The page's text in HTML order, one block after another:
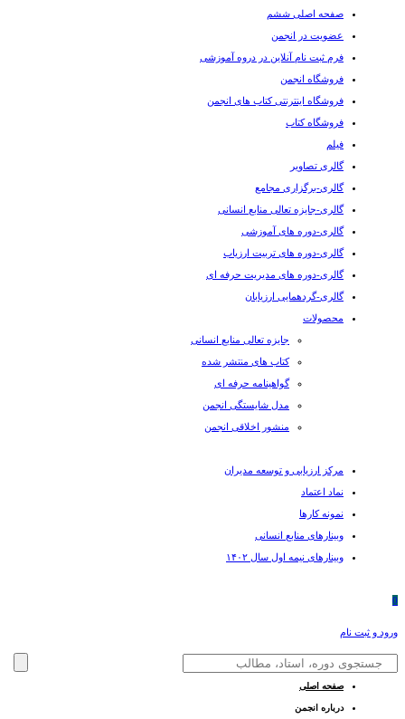
صفحه اصلی ششم
عضویت در انجمن
فرم ثبت نام آنلاین در دروه آموزشی
فروشگاه انجمن
فروشگاه اینترنتی کتاب های انجمن
فروشگاه کتاب
فیلم
گالری تصاویر
گالری-برگزاری مجامع
گالری-جایزه تعالی منابع انسانی
گالری-دوره های آموزشی
گالری-دوره های تربیت ارزیاب
گالری-دوره های مدیریت حرفه ای
گالری-گردهمایی ارزیابان
محصولات
جایزه تعالی منابع انسانی
کتاب های منتشر شده
گواهینامه حرفه ای
مدل شایستگی انجمن
منشور اخلاقی انجمن
مرکز ارزیابی و توسعه مدیران
نماد اعتماد
نمونه کارها
وبینارهای منابع انسانی
وبینارهای نیمه اول سال ۱۴۰۲
0
ورود و ثبت نام
صفحه اصلی
درباره انجمن